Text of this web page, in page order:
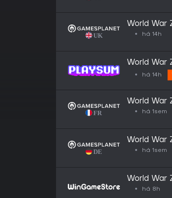
World War
há 14h
World War
há 14h
World War
há 1sem
World War
há 1sem
World War
há 8h